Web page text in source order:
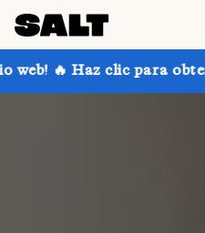
obtener más